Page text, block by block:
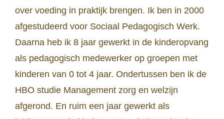
over voeding in praktijk brengen. Ik ben in 2000
afgestudeerd voor Sociaal Pedagogisch Werk.
Daarna heb ik 8 jaar gewerkt in de kinderopvang
als pedagogisch medewerker op groepen met
kinderen van 0 tot 4 jaar. Ondertussen ben ik de
HBO studie Management zorg en welzijn
afgerond. En ruim een jaar gewerkt als